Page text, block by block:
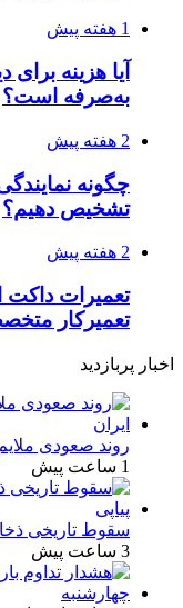
1 هفته پیش
آیا هزینه
به‌صرفه است؟
2 هفته پیش
چگونه
تشخیص دهیم؟
2 هفته پیش
تعمیرات داکت
تعمیرکار
اخبار پربازدید
روند صعودی
1 ساعت پیش
سقوط تاریخی
3 ساعت پیش